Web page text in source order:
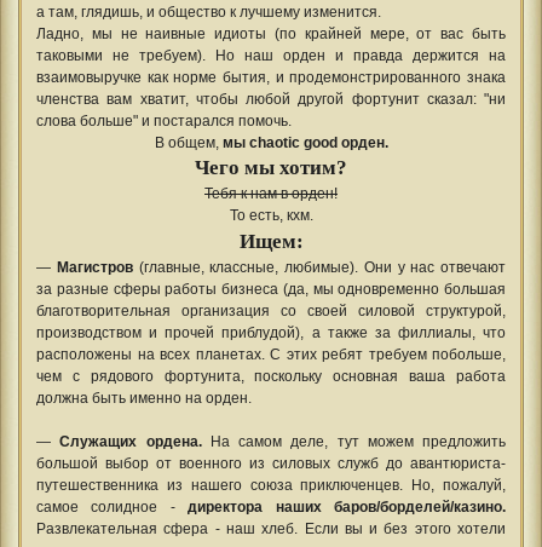
а там, глядишь, и общество к лучшему изменится.
Ладно, мы не наивные идиоты (по крайней мере, от вас быть
таковыми не требуем). Но наш орден и правда держится на
взаимовыручке как норме бытия, и продемонстрированного знака
членства вам хватит, чтобы любой другой фортунит сказал: "ни
слова больше" и постарался помочь.
В общем, мы chaotic good орден.
Чего мы хотим?
Тебя к нам в орден!
То есть, кхм.
Ищем:
— Магистров(главные, классные, любимые). Они у нас отвечают
за разные сферы работы бизнеса (да, мы одновременно большая
благотворительная организация со своей силовой структурой,
производством и прочей приблудой), а также за филлиалы, что
расположены на всех планетах. С этих ребят требуем побольше,
чем с рядового фортунита, поскольку основная ваша работа
должна быть именно на орден.
—Служащих ордена.На самом деле, тут можем предложить
большой выбор от военного из силовых служб до авантюриста-
путешественника из нашего союза приключенцев. Но, пожалуй,
самое солидное -директора наших баров/борделей/казино.
Развлекательная сфера - наш хлеб. Если вы и без этого хотели